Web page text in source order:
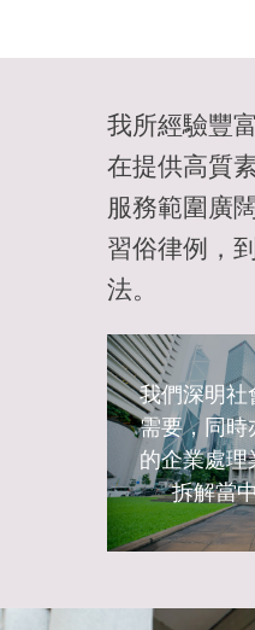
我所經驗豐
在提供高質
服務範圍廣
習俗律例，
法。
我們深明社
需要，同時
的企業處理
拆解當